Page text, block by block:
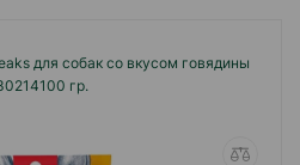
для собак со вкусом говядины
гр.